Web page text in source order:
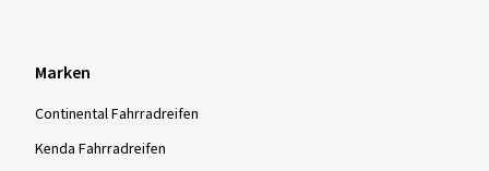
Marken
Continental Fahrradreifen
Kenda Fahrradreifen